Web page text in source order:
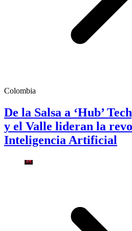
Colombia
De la Salsa a ‘Hub’
y el Valle lideran la
Inteligencia Artificial